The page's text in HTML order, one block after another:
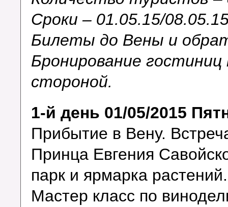
Сроки – 01.05.15/
Билеты до Вены и
Бронирование
стороной.
1-й день 01/05/2015
Прибытие в Вену.
Принца Евгения
парк и ярмарка
Мастер класс по